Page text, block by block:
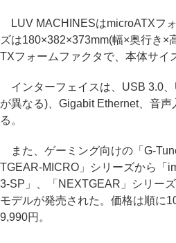
LUV MACHINESはmicroATXフ
ズは180×382×373mm(幅×奥行き×
TXフォームファクタで、本体サイ
インターフェイスは、USB 3.0
が異なる)、Gigabit Ethernet、音声
る。
また、ゲーミング向けの「G-
TGEAR-MICRO」シリーズから「
3-SP」、「NEXTGEAR」シリー
モデルが発売された。価格は順に
9,990円。